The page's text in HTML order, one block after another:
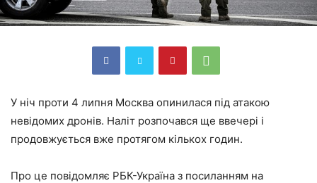
У ніч проти 4 липня Москва опинилася під атакою
невідомих дронів. Наліт розпочався ще ввечері і
продовжується вже протягом кількох годин.
Про це повідомляє РБК-Україна з посиланням на